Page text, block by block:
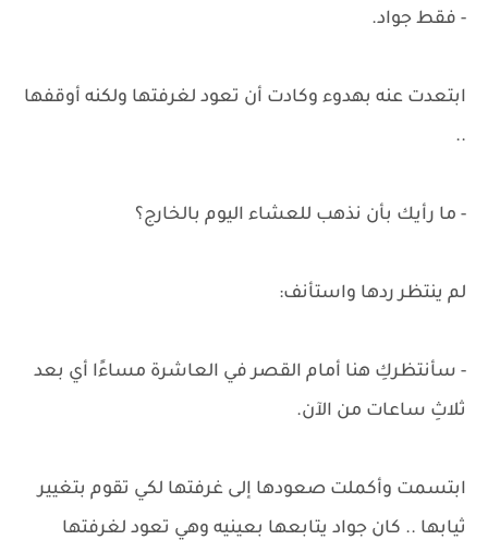
- فقط جواد.
ابتعدت عنه بهدوء وكادت أن تعود لغرفتها ولكنه أوقفها
..
- ما رأيك بأن نذهب للعشاء اليوم بالخارج؟
لم ينتظر ردها واستأنف:
- سأنتظركِ هنا أمام القصر في العاشرة مساءًا أي بعد
ثلاثِ ساعات من الآن.
ابتسمت وأكملت صعودها إلى غرفتها لكي تقوم بتغيير
ثيابها .. كان جواد يتابعها بعينيه وهي تعود لغرفتها